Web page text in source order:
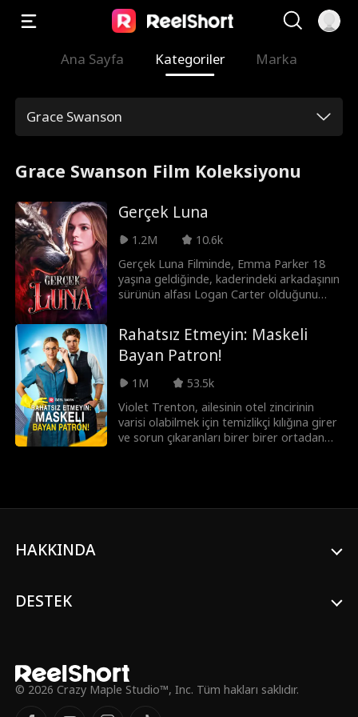
Ana Sayfa Kategoriler Marka
Grace Swanson
Grace Swanson Film Koleksiyonu
Gerçek Luna
1.2M
10.6k
Gerçek Luna Filminde, Emma Parker 18
yaşına geldiğinde, kaderindeki arkadaşının
sürünün alfası Logan Carter olduğunu
kurt için reddettiğinde bu mutluluk kısa
ömürlü olur. Kısa bir süre sonra Emma
onun sıradan bir kurt olmadığını ve
öğrenir. Alpha Logan, Emma'yı reddetti,
peki neden Emma'yı güvende tutmak için
her şeyi riske atmaya hazır?
Rahatsız Etmeyin: Maskeli
Bayan Patron!
1M
53.5k
Violet Trenton, ailesinin otel zincirinin
varisi olabilmek için temizlikçi kılığına girer
ve sorun çıkaranları birer birer ortadan
HAKKINDA
DESTEK
© 2026 Crazy Maple Studio™, Inc. Tüm hakları saklıdır.